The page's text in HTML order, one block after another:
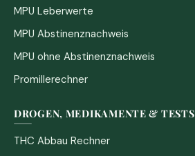
MPU Leberwerte
MPU Abstinenznachweis
MPU ohne Abstinenznachweis
Promillerechner
DROGEN, MEDIKAMENTE & TESTS
THC Abbau Rechner